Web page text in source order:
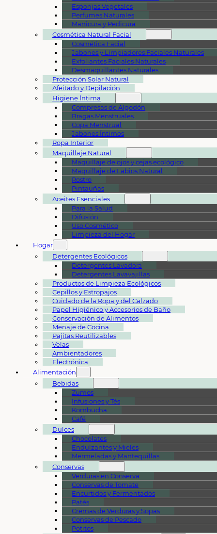
Esponjas Vegetales
Perfumes Naturales
Manicura y Pedicura
Cosmética Natural Facial
Cosmética Facial
Jabones y Limpiadores Faciales Naturales
Exfoliantes Faciales Naturales
Desmaquillantes Naturales
Protección Solar Natural
Afeitado y Depilación
Higiene Íntima
Compresas de Algodón
Bragas Menstruales
Copa Menstrual
Jabones Íntimos
Ropa Interior
Maquillaje Natural
Maquillaje de ojos y cejas ecológico
Maquillaje de Labios Natural
Rostro
Pintauñas
Aceites Esenciales
Para la Salud
Difusión
Uso Cosmético
Limpieza del Hogar
Hogar
Detergentes Ecológicos
Detergentes Lavadora
Detergentes Lavavajillas
Productos de Limpieza Ecológicos
Cepillos y Estropajos
Cuidado de la Ropa y del Calzado
Papel Higiénico y Accesorios de Baño
Conservación de Alimentos
Menaje de Cocina
Pajitas Reutilizables
Velas
Ambientadores
Electrónica
Alimentación
Bebidas
Zumos
Infusiones y Tés
Kombucha
Café
Dulces
Chocolates
Endulzantes y Mieles
Mermeladas y Mantequillas
Conservas
Verduras en Conserva
Conservas de Tomate
Encurtidos y Fermentados
Patés
Cremas de Verduras y Sopas
Conservas de Pescado
Potitos